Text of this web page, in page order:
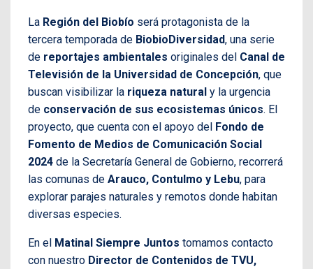
La Región del Biobío será protagonista de la
tercera temporada de BiobioDiversidad, una serie
de reportajes ambientales originales del Canal de
Televisión de la Universidad de Concepción, que
buscan visibilizar la riqueza natural y la urgencia
de conservación de sus ecosistemas únicos. El
proyecto, que cuenta con el apoyo del Fondo de
Fomento de Medios de Comunicación Social
2024 de la Secretaría General de Gobierno, recorrerá
las comunas de Arauco, Contulmo y Lebu, para
explorar parajes naturales y remotos donde habitan
diversas especies.
En el Matinal Siempre Juntos tomamos contacto
con nuestro Director de Contenidos de TVU,